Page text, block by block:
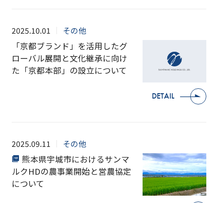
2025.10.01 その他
「京都ブランド」を活用したグ
ローバル展開と文化継承に向け
た「京都本部」の設立について
DETAIL
2025.09.11 その他
熊本県宇城市におけるサンマ
ルクHDの農事業開始と営農協定
について